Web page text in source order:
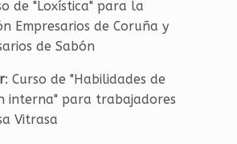
de "Loxística" para la
Empresarios de Coruña y
de Sabón
: Curso de "Habilidades de
interna" para trabajadores
Vitrasa